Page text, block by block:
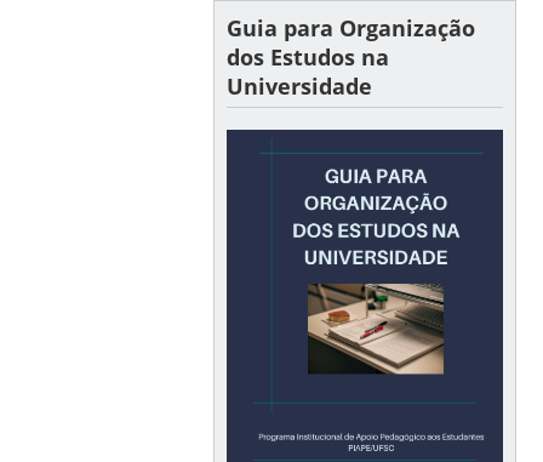
Guia para Organização
dos Estudos na
Universidade